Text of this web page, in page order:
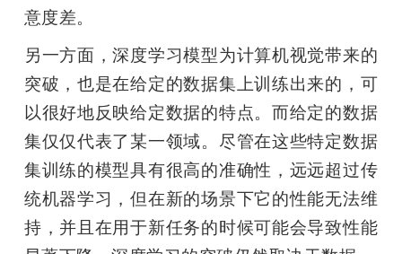
意度差。
另一方面，深度学习模型为计算机视觉带来的
突破，也是在给定的数据集上训练出来的，可
以很好地反映给定数据的特点。而给定的数据
集仅仅代表了某一领域。尽管在这些特定数据
集训练的模型具有很高的准确性，远远超过传
统机器学习，但在新的场景下它的性能无法维
持，并且在用于新任务的时候可能会导致性能